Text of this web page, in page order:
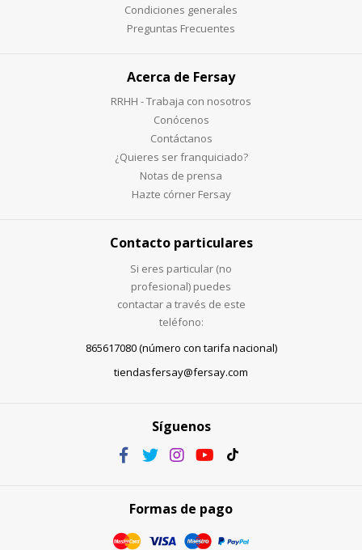
Condiciones generales
Preguntas Frecuentes
Acerca de Fersay
RRHH - Trabaja con nosotros
Conócenos
Contáctanos
¿Quieres ser franquiciado?
Notas de prensa
Hazte córner Fersay
Contacto particulares
Si eres particular (no
profesional) puedes
contactar a través de este
teléfono:
865617080 (número con tarifa nacional)
tiendasfersay@fersay.com
Síguenos
Formas de pago